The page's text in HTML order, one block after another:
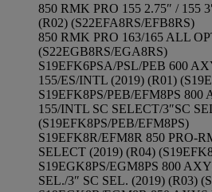
850 RMK PRO 155 2.75″ / 155
(R02) (S22EFA8RS/EFB8RS)
850 RMK PRO 163/165 ALL
(S22EGB8RS/EGA8RS)
S19EFK6PSA/PSL/PEB 600
155/ES/INTL (2019) (R01)
S19EFK8PS/PEB/EFM8PS
155/INTL SC SELECT/3″SC
(S19EFK8PS/PEB/EFM8PS)
S19EFK8R/EFM8R 850 PRO-
SELECT (2019) (R04)
S19EGK8PS/EGM8PS 800
SEL./3″ SC SEL. (2019) (R03)